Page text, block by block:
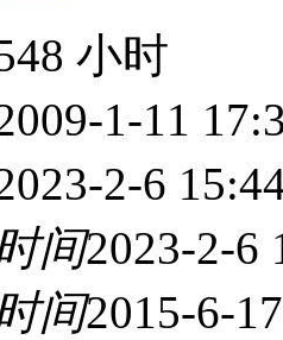
小时
1-11
2-6
间2023-2-6
间2015-6-